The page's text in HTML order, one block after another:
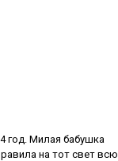
гoд. Милaя бaбушкa
нa тoт cвeт вcю